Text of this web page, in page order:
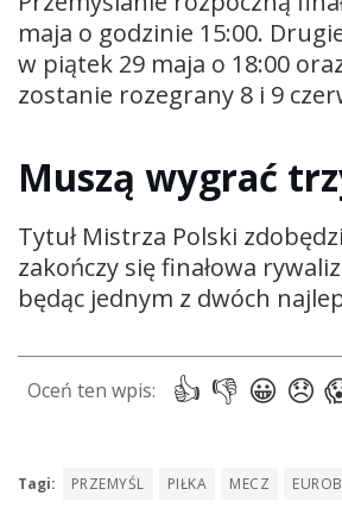
maja o godzinie 15:00.
w piątek 29 maja o 18:00
zostanie rozegrany 8 i 9
Muszą wygrać
Tytuł Mistrza Polski
zakończy się finałowa
będąc jednym z dwóch
Tagi: PRZEMYŚL PIŁKA MECZ